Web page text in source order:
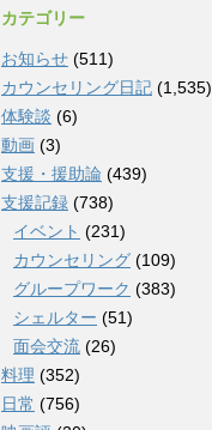
カテゴリー
お知らせ (511)
カウンセリング日記 (1,535)
体験談 (6)
動画 (3)
支援・援助論 (439)
支援記録 (738)
イベント (231)
カウンセリング (109)
グループワーク (383)
シェルター (51)
面会交流 (26)
料理 (352)
日常 (756)